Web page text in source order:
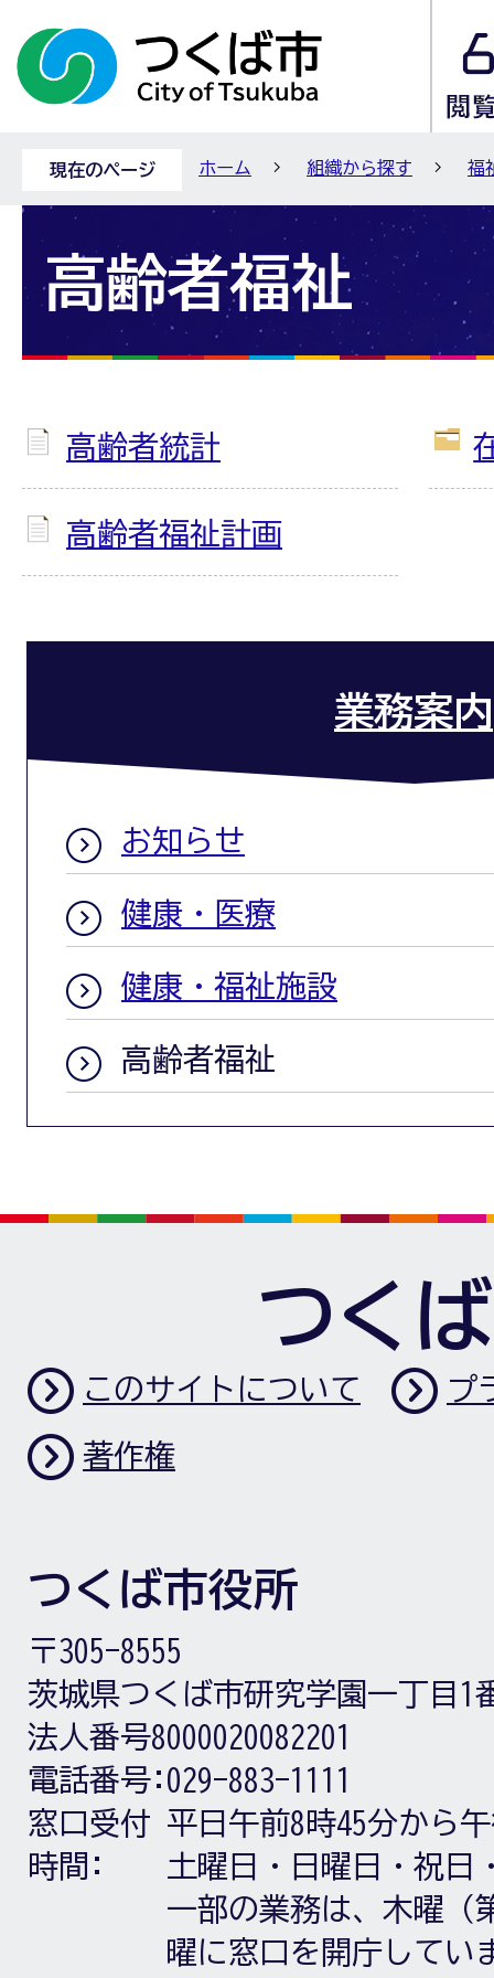
現在のページ ホーム 組織から探す 福
高齢者福祉
高齢者統計
高齢者福祉計画
業務案内
お知らせ
健康・医療
健康・福祉施設
高齢者福祉
つく
このサイトについて プ
著作権
つくば市役所
〒305-8555
茨城県つくば市研究学園一丁目1
法人番号8000020082201
電話番号: 029-883-1111
窓口受付
時間:
平日午前8時45分から
土曜日・日曜日・祝日
一部の業務は、木曜（
曜に窓口を開庁してい